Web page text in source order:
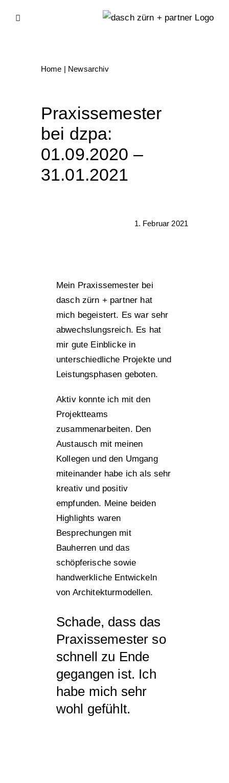
Home | Newsarchiv
Praxissemester
bei dzpa:
01.09.2020 –
31.01.2021
1. Februar 2021
Mein Praxissemester bei
dasch zürn + partner hat
mich begeistert. Es war sehr
abwechslungsreich. Es hat
mir gute Einblicke in
unterschiedliche Projekte und
Leistungsphasen geboten.
Aktiv konnte ich mit den
Projektteams
zusammenarbeiten. Den
Austausch mit meinen
Kollegen und den Umgang
miteinander habe ich als sehr
kreativ und positiv
empfunden. Meine beiden
Highlights waren
Besprechungen mit
Bauherren und das
schöpferische sowie
handwerkliche Entwickeln
von Architekturmodellen.
Schade, dass das
Praxissemester so
schnell zu Ende
gegangen ist. Ich
habe mich sehr
wohl gefühlt.